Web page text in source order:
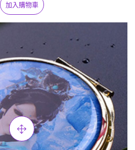
加入購物車